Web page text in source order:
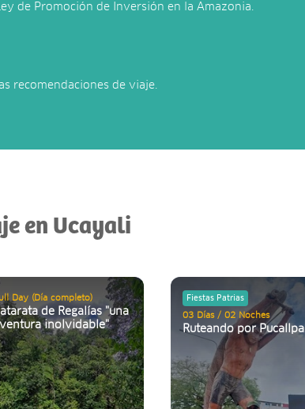
de Promoción de Inversión en la Amazonia.
recomendaciones de viaje.
en Ucayali
Day (Día completo)
de Regalías "una
inolvidable"
Fiestas Patrias
03 Días / 02 Noches
Ruteando por Pucallpa